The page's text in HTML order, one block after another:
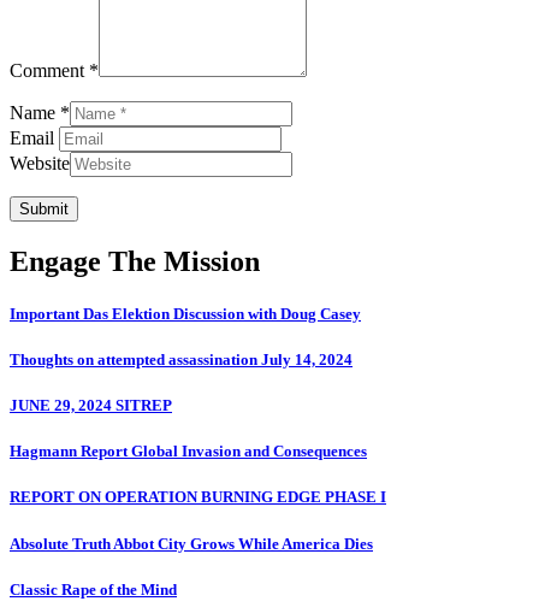
Comment *
Name *
Email
Website
Submit
Engage The Mission
Important Das Elektion Discussion with Doug Casey
Thoughts on attempted assassination July 14, 2024
JUNE 29, 2024 SITREP
Hagmann Report Global Invasion and Consequences
REPORT ON OPERATION BURNING EDGE PHASE I
Absolute Truth Abbot City Grows While America Dies
Classic Rape of the Mind